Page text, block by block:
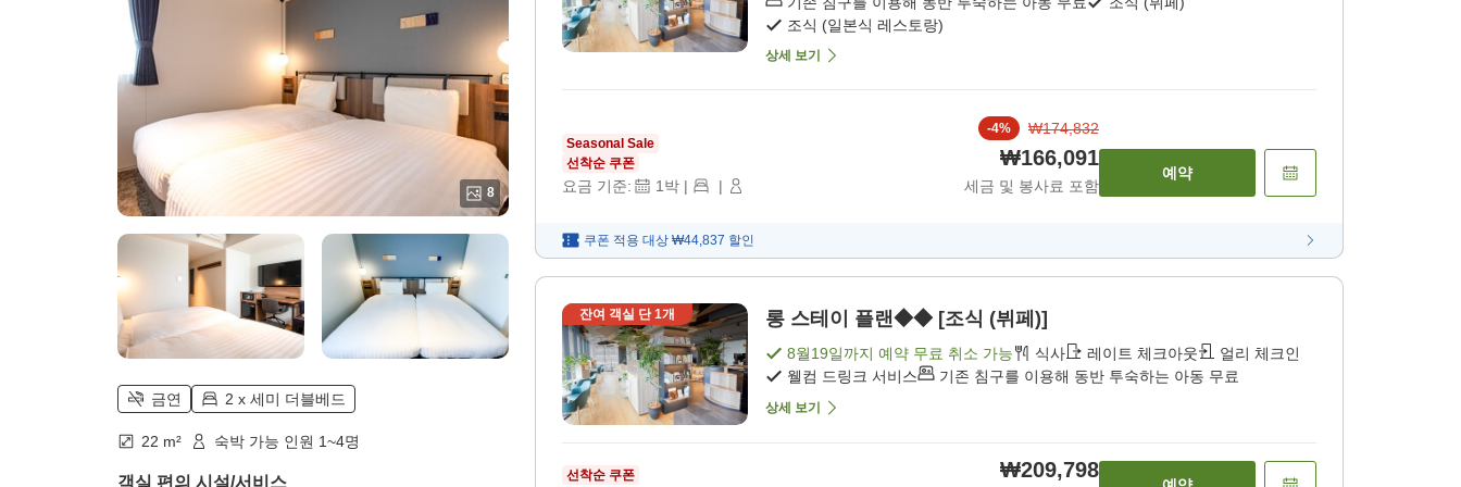
8
금연 2 x 세미 더블베드
22 m² 숙박 가능 인원 1~4명
객실 편의 시설/서비스
조식 (일본식 레스토랑)
상세 보기
Seasonal Sale
선착순 쿠폰
요금 기준: 1 박 | |
-4% ₩174,832
₩166,091
세금 및 봉사료 포함
예약
쿠폰 적용 대상 ₩44,837 할인
잔여 객실 단1개 롱 스테이 플랜◆◆ [조식 (뷔페)]
8월19일까지 예약 무료 취소 가능 식사 레이트 체크아웃
얼리 체크인
웰컴 드링크 서비스
기존 침구를 이용해 동반 투숙하는 아동 무료
상세 보기
선착순 쿠폰 ₩209,798